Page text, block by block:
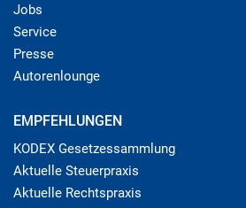
Jobs
Service
Presse
Autorenlounge
EMPFEHLUNGEN
KODEX Gesetzessammlung
Aktuelle Steuerpraxis
Aktuelle Rechtspraxis